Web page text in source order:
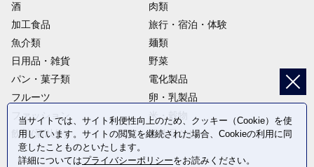
酒
肉類
加工食品
旅行・宿泊・体験
魚介類
麺類
日用品・雑貨
野菜
パン・菓子類
電化製品
フルーツ
卵・乳製品
ファッション
米・穀物
飲料(酒以外)
返礼品なし
当サイトでは、サイト利便性向上のため、クッキー（Cookie）を使
用しています。サイトの閲覧を継続された場合、Cookieの利用に同
意したことものといたします。
詳細についてはプライバシーポリシーをお読みください。